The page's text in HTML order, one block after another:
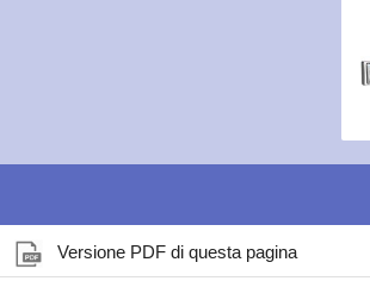
Versione PDF di questa pagina